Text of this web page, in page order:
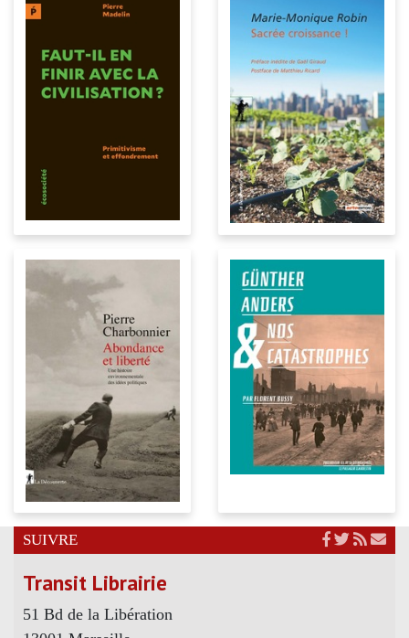
SUIVRE
Transit Librairie
51 Bd de la Libération